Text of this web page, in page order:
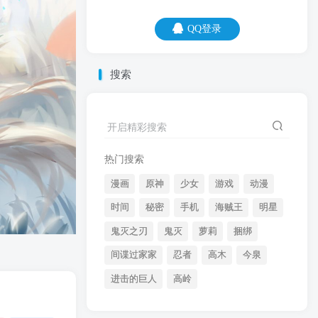
QQ登录
搜索
开启精彩搜索
热门搜索
漫画 原神 少女 游戏 动漫
时间 秘密 手机 海贼王 明星
鬼灭之刃 鬼灭 萝莉 捆绑
间谍过家家 忍者 高木 今泉
进击的巨人 高岭
QQ登录
其实你不丑，只是，你美得不明显。